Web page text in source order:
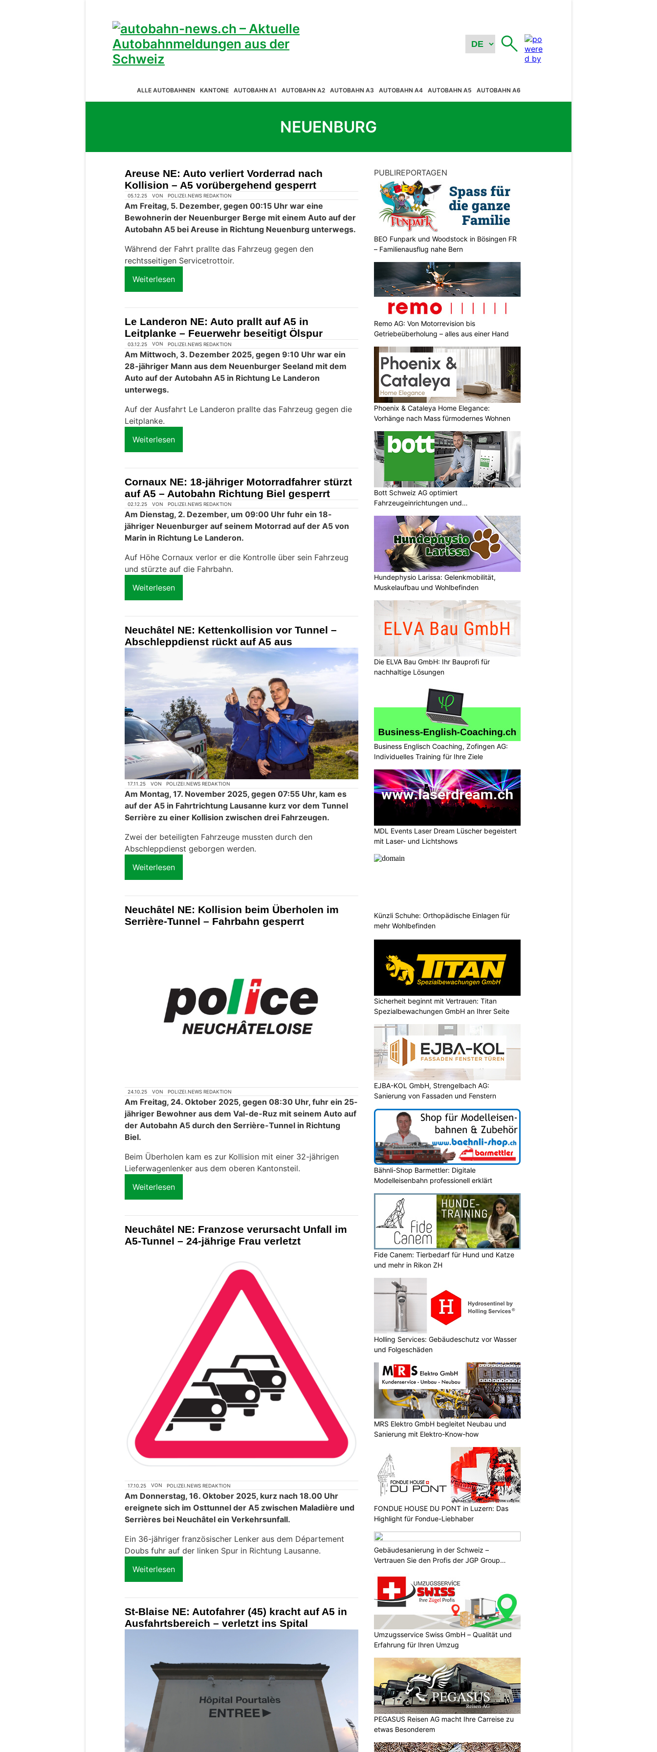
ALLE AUTOBAHNEN KANTONE AUTOBAHN A1 AUTOBAHN A2 AUTOBAHN A3 AUTOBAHN A4 AUTOBAHN A5 AUTOBAHN A6
NEUENBURG
Areuse NE: Auto verliert Vorderrad nach
Kollision – A5 vorübergehend gesperrt
05.12.25 VON POLIZEI.NEWS REDAKTION
Am Freitag, 5. Dezember, gegen 00:15 Uhr war eine
Bewohnerin der Neuenburger Berge mit einem Auto auf der
Autobahn A5 bei Areuse in Richtung Neuenburg unterwegs.
Während der Fahrt prallte das Fahrzeug gegen den
rechtsseitigen Servicetrottoir.
Weiterlesen
Le Landeron NE: Auto prallt auf A5 in
Leitplanke – Feuerwehr beseitigt Ölspur
03.12.25 VON POLIZEI.NEWS REDAKTION
Am Mittwoch, 3. Dezember 2025, gegen 9:10 Uhr war ein
28-jähriger Mann aus dem Neuenburger Seeland mit dem
Auto auf der Autobahn A5 in Richtung Le Landeron
unterwegs.
Auf der Ausfahrt Le Landeron prallte das Fahrzeug gegen die
Leitplanke.
Weiterlesen
Cornaux NE: 18-jähriger Motorradfahrer stürzt
auf A5 – Autobahn Richtung Biel gesperrt
02.12.25 VON POLIZEI.NEWS REDAKTION
Am Dienstag, 2. Dezember, um 09:00 Uhr fuhr ein 18-
jähriger Neuenburger auf seinem Motorrad auf der A5 von
Marin in Richtung Le Landeron.
Auf Höhe Cornaux verlor er die Kontrolle über sein Fahrzeug
und stürzte auf die Fahrbahn.
Weiterlesen
Neuchâtel NE: Kettenkollision vor Tunnel –
Abschleppdienst rückt auf A5 aus
17.11.25 VON POLIZEI.NEWS REDAKTION
Am Montag, 17. November 2025, gegen 07:55 Uhr, kam es
auf der A5 in Fahrtrichtung Lausanne kurz vor dem Tunnel
Serrière zu einer Kollision zwischen drei Fahrzeugen.
Zwei der beteiligten Fahrzeuge mussten durch den
Abschleppdienst geborgen werden.
Weiterlesen
Neuchâtel NE: Kollision beim Überholen im
Serrière-Tunnel – Fahrbahn gesperrt
24.10.25 VON POLIZEI.NEWS REDAKTION
Am Freitag, 24. Oktober 2025, gegen 08:30 Uhr, fuhr ein 25-
jähriger Bewohner aus dem Val-de-Ruz mit seinem Auto auf
der Autobahn A5 durch den Serrière-Tunnel in Richtung
Biel.
Beim Überholen kam es zur Kollision mit einer 32-jährigen
Lieferwagenlenker aus dem oberen Kantonsteil.
Weiterlesen
Neuchâtel NE: Franzose verursacht Unfall im
A5-Tunnel – 24-jährige Frau verletzt
17.10.25 VON POLIZEI.NEWS REDAKTION
Am Donnerstag, 16. Oktober 2025, kurz nach 18.00 Uhr
ereignete sich im Osttunnel der A5 zwischen Maladière und
Serrières bei Neuchâtel ein Verkehrsunfall.
Ein 36-jähriger französischer Lenker aus dem Département
Doubs fuhr auf der linken Spur in Richtung Lausanne.
Weiterlesen
St-Blaise NE: Autofahrer (45) kracht auf A5 in
Ausfahrtsbereich – verletzt ins Spital
PUBLIREPORTAGEN
BEO Funpark und Woodstock in Bösingen FR
– Familienausflug nahe Bern
Remo AG: Von Motorrevision bis
Getriebeüberholung – alles aus einer Hand
Phoenix & Cataleya Home Elegance:
Vorhänge nach Mass fürmodernes Wohnen
Bott Schweiz AG optimiert
Fahrzeugeinrichtungen und
Hundephysio Larissa: Gelenkmobilität,
Muskelaufbau und Wohlbefinden
Die ELVA Bau GmbH: Ihr Bauprofi für
nachhaltige Lösungen
Business Englisch Coaching, Zofingen AG:
Individuelles Training für Ihre Ziele
MDL Events Laser Dream Lüscher begeistert
mit Laser- und Lichtshows
Künzli Schuhe: Orthopädische Einlagen für
mehr Wohlbefinden
Sicherheit beginnt mit Vertrauen: Titan
Spezialbewachungen GmbH an Ihrer Seite
EJBA-KOL GmbH, Strengelbach AG:
Sanierung von Fassaden und Fenstern
Bähnli-Shop Barmettler: Digitale
Modelleisenbahn professionell erklärt
Fide Canem: Tierbedarf für Hund und Katze
und mehr in Rikon ZH
Holling Services: Gebäudeschutz vor Wasser
und Folgeschäden
MRS Elektro GmbH begleitet Neubau und
Sanierung mit Elektro-Know-how
FONDUE HOUSE DU PONT in Luzern: Das
Highlight für Fondue-Liebhaber
Gebäudesanierung in der Schweiz –
Vertrauen Sie den Profis der JGP Group
Umzugsservice Swiss GmbH – Qualität und
Erfahrung für Ihren Umzug
PEGASUS Reisen AG macht Ihre Carreise zu
etwas Besonderem